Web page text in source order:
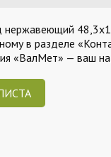
в разделе
«ВалМет» — ваш